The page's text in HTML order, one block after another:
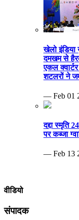
खेलो इंडिया
दमखम से
एकल
शटलरों ने
— Feb 01
दद्दा स्मृति
पर कब्जा
— Feb 13
वीडियो
संपादक